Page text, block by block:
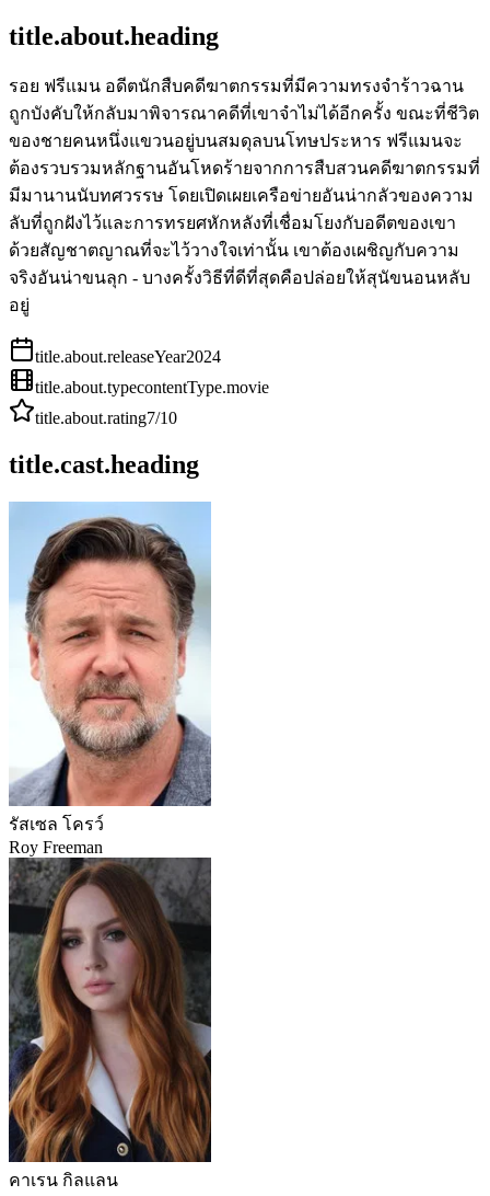
title.about.heading
รอย ฟรีแมน อดีตนักสืบคดีฆาตกรรมที่มีความทรงจำร้าวฉาน
ถูกบังคับให้กลับมาพิจารณาคดีที่เขาจำไม่ได้อีกครั้ง ขณะที่ชีวิต
ของชายคนหนึ่งแขวนอยู่บนสมดุลบนโทษประหาร ฟรีแมนจะ
ต้องรวบรวมหลักฐานอันโหดร้ายจากการสืบสวนคดีฆาตกรรมที่
มีมานานนับทศวรรษ โดยเปิดเผยเครือข่ายอันน่ากลัวของความ
ลับที่ถูกฝังไว้และการทรยศหักหลังที่เชื่อมโยงกับอดีตของเขา
ด้วยสัญชาตญาณที่จะไว้วางใจเท่านั้น เขาต้องเผชิญกับความ
จริงอันน่าขนลุก - บางครั้งวิธีที่ดีที่สุดคือปล่อยให้สุนัขนอนหลับ
อยู่
title.about.releaseYear2024
title.about.typecontentType.movie
title.about.rating7/10
title.cast.heading
รัสเซล โครว์
Roy Freeman
คาเรน กิลแลน